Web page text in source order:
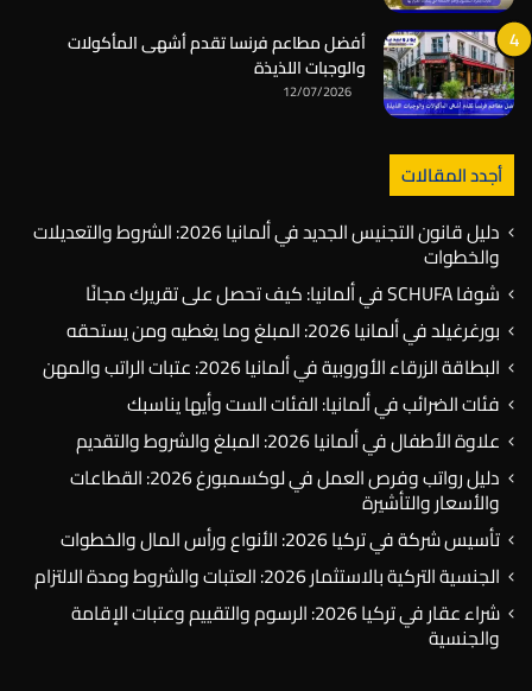
أفضل مطاعم فرنسا تقدم أشهى المأكولات
والوجبات اللذيذة
12/07/2026
أجدد المقالات
دليل قانون التجنيس الجديد في ألمانيا 2026: الشروط والتعديلات
والخطوات
شوفا SCHUFA في ألمانيا: كيف تحصل على تقريرك مجانًا
بورغرغيلد في ألمانيا 2026: المبلغ وما يغطيه ومن يستحقه
البطاقة الزرقاء الأوروبية في ألمانيا 2026: عتبات الراتب والمهن
فئات الضرائب في ألمانيا: الفئات الست وأيها يناسبك
علاوة الأطفال في ألمانيا 2026: المبلغ والشروط والتقديم
دليل رواتب وفرص العمل في لوكسمبورغ 2026: القطاعات
والأسعار والتأشيرة
تأسيس شركة في تركيا 2026: الأنواع ورأس المال والخطوات
الجنسية التركية بالاستثمار 2026: العتبات والشروط ومدة الالتزام
شراء عقار في تركيا 2026: الرسوم والتقييم وعتبات الإقامة
والجنسية